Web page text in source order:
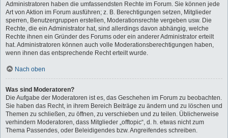
Administratoren haben die umfassendsten Rechte im Forum. Sie können jede
Art von Aktion im Forum ausführen; z. B. Berechtigungen setzen, Mitglieder
sperren, Benutzergruppen erstellen, Moderationsrechte vergeben usw. Die
Rechte, die ein Administrator hat, sind allerdings davon abhängig, welche
Rechte ihnen ein Gründer des Forums oder ein anderer Administrator erteilt
hat. Administratoren können auch volle Moderationsberechtigungen haben,
wenn ihnen das entsprechende Recht erteilt wurde.
Nach oben
Was sind Moderatoren?
Die Aufgabe der Moderatoren ist es, das Geschehen im Forum zu beobachten.
Sie haben das Recht, in ihrem Bereich Beiträge zu ändern und zu löschen und
Themen zu schließen, zu öffnen, zu verschieben und zu teilen. Üblicherweise
verhindern Moderatoren, dass Mitglieder „offtopic“, d. h. etwas nicht zum
Thema Passendes, oder Beleidigendes bzw. Angreifendes schreiben.